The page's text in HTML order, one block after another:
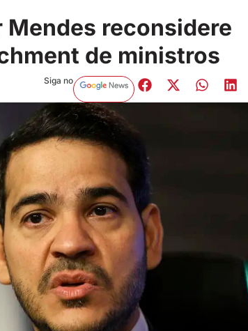
Mendes reconsidere
de ministros
Siga no